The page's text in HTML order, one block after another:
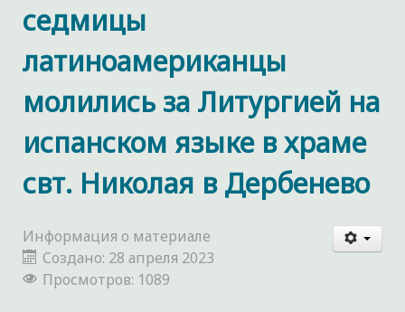
седмицы
латиноамериканцы
молились за Литургией на
испанском языке в храме
свт. Николая в Дербенево
Информация о материале
Создано: 28 апреля 2023
Просмотров: 1089